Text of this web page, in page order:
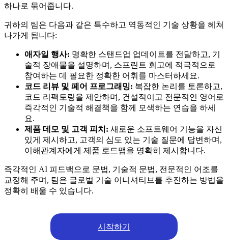
하나로 묶어줍니다.
귀하의 팀은 다음과 같은 특수하고 역동적인 기술 상황을 헤쳐
나가게 됩니다:
애자일 행사: 명확한 스탠드업 업데이트를 전달하고, 기
술적 장애물을 설명하며, 스프린트 회고에 적극적으로
참여하는 데 필요한 정확한 어휘를 마스터하세요.
코드 리뷰 및 페어 프로그래밍: 복잡한 논리를 토론하고,
코드 리팩토링을 제안하며, 건설적이고 전문적인 영어로
즉각적인 기술적 해결책을 함께 모색하는 연습을 하세
요.
제품 데모 및 고객 피치: 새로운 소프트웨어 기능을 자신
있게 제시하고, 고객의 심도 있는 기술 질문에 답변하며,
이해관계자에게 제품 로드맵을 명확히 제시합니다.
즉각적인 AI 피드백으로 문법, 기술적 문법, 전문적인 어조를
교정해 주며, 팀은 글로벌 기술 이니셔티브를 추진하는 방법을
정확히 배울 수 있습니다.
시작하기